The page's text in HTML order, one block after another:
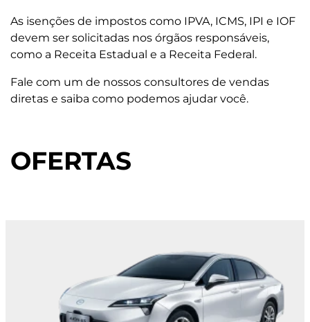
As isenções de impostos como IPVA, ICMS, IPI e IOF
devem ser solicitadas nos órgãos responsáveis,
como a Receita Estadual e a Receita Federal.
Fale com um de nossos consultores de vendas
diretas e saiba como podemos ajudar você.
OFERTAS